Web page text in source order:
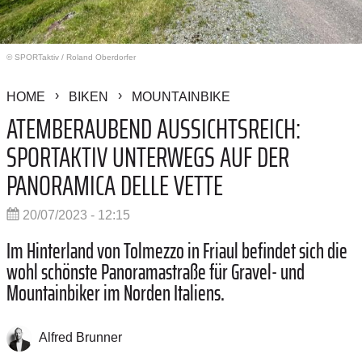
© SPORTaktiv / Roland Oberdorfer
HOME BIKEN MOUNTAINBIKE
ATEMBERAUBEND AUSSICHTSREICH:
SPORTAKTIV UNTERWEGS AUF DER
PANORAMICA DELLE VETTE
20/07/2023 - 12:15
Im Hinterland von Tolmezzo in Friaul befindet sich die
wohl schönste Panoramastraße für Gravel- und
Mountainbiker im Norden Italiens.
Alfred Brunner